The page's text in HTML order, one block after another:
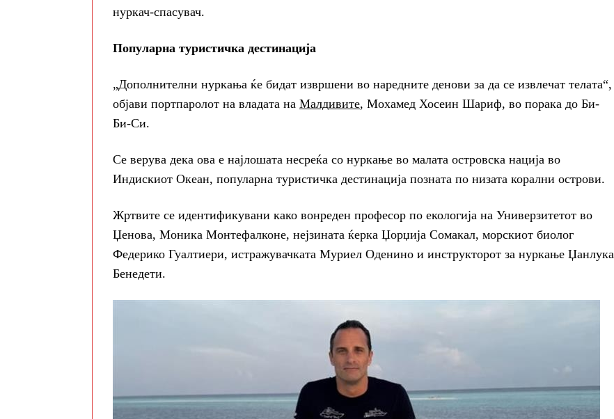
нуркач-спасувач.
Популарна туристичка дестинација
„Дополнителни нуркања ќе бидат извршени во наредните денови за да се извлечат телата“,
објави портпаролот на владата на Малдивите, Мохамед Хосеин Шариф, во порака до Би-
Би-Си.
Се верува дека ова е најлошата несреќа со нуркање во малата островска нација во
Индискиот Океан, популарна туристичка дестинација позната по низата корални острови.
Жртвите се идентификувани како вонреден професор по екологија на Универзитетот во
Џенова, Моника Монтефалконе, нејзината ќерка Џорџија Сомакал, морскиот биолог
Федерико Гуалтиери, истражувачката Муриел Оденино и инструкторот за нуркање Џанлука
Бенедети.